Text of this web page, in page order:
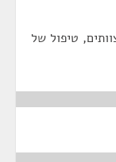
טיפול של